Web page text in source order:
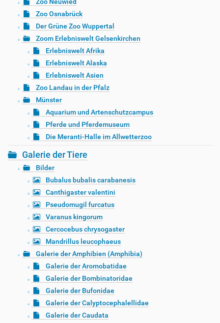
Zoo Neuwied
Zoo Osnabrück
Der Grüne Zoo Wuppertal
Zoom Erlebniswelt Gelsenkirchen
Erlebniswelt Afrika
Erlebniswelt Alaska
Erlebniswelt Asien
Zoo Landau in der Pfalz
Münster
Aquarium und Artenschutzcampus
Pferde und Pferdemuseum
Die Meranti-Halle im Allwetterzoo
Galerie der Tiere
Bilder
Bubalus bubalis carabanesis
Canthigaster valentini
Pseudomugil furcatus
Varanus kingorum
Cercocebus chrysogaster
Mandrillus leucophaeus
Galerie der Amphibien (Amphibia)
Galerie der Aromobatidae
Galerie der Bombinatoridae
Galerie der Bufonidae
Galerie der Calyptocephalellidae
Galerie der Caudata